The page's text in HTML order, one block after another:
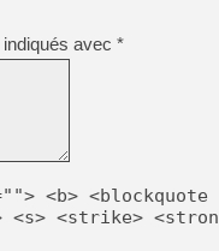
[Mo5] Deux inédits du
[GK] Le beat'em up The
[GK] Endless Legend 2 :
[LS] [PS5] Le WebKit
avec *
<b> <blockquote
<s> <strike>